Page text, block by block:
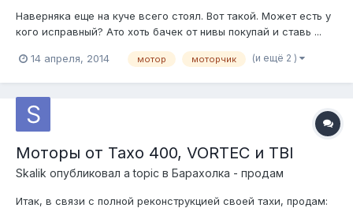
Наверняка еще на куче всего стоял. Вот такой. Может есть у
кого исправный? Ато хоть бачек от нивы покупай и ставь ...
14 апреля, 2014 мотор моторчик (и ещё 2 )
Моторы от Тахо 400, VORTEC и TBI
Skalik опубликовал a topic в Барахолка - продам
Итак, в связи с полной реконструкцией своей тахи, продам: